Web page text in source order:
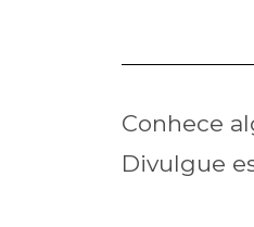
Conhece
Divulgue